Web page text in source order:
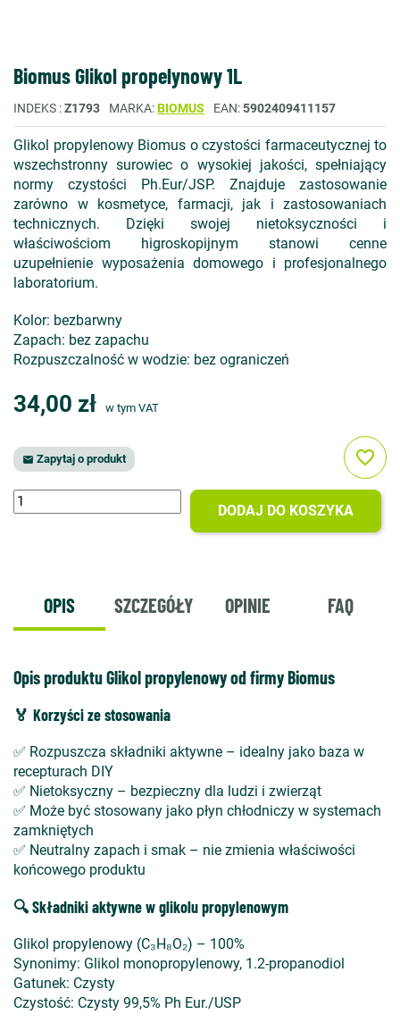
Biomus Glikol propelynowy 1L
INDEKS Z1793 MARKA BIOMUS EAN 5902409411157
Glikol propylenowy Biomus o czystości farmaceutycznej to
wszechstronny surowiec o wysokiej jakości, spełniający
normy czystości Ph.Eur/JSP. Znajduje zastosowanie
zarówno w kosmetyce, farmacji, jak i zastosowaniach
technicznych. Dzięki swojej nietoksyczności i
właściwościom higroskopijnym stanowi cenne
uzupełnienie wyposażenia domowego i profesjonalnego
laboratorium.
Kolor: bezbarwny
Zapach: bez zapachu
Rozpuszczalność w wodzie: bez ograniczeń
34,00 zł w tym VAT
 Zapytaj o produkt
DODAJ DO KOSZYKA
favorite_border
OPIS SZCZEGÓŁY OPINIE FAQ
Opis produktu Glikol propylenowy od firmy Biomus
🏅 Korzyści ze stosowania
✅ Rozpuszcza składniki aktywne – idealny jako baza w
recepturach DIY
✅ Nietoksyczny – bezpieczny dla ludzi i zwierząt
✅ Może być stosowany jako płyn chłodniczy w systemach
zamkniętych
✅ Neutralny zapach i smak – nie zmienia właściwości
końcowego produktu
🔍 Składniki aktywne w glikolu propylenowym
Glikol propylenowy (C₃H₈O₂) – 100%
Synonimy: Glikol monopropylenowy, 1.2-propanodiol
Gatunek: Czysty
Czystość: Czysty 99,5% Ph Eur./USP